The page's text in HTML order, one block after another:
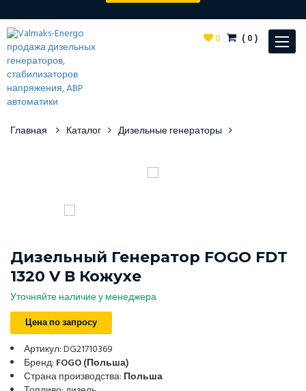
Toggle
0 (0)
Главная Каталог Дизельные генераторы
Дизельный Генератор FOGO FDT
1320 V В Кожухе
Уточняйте наличие у менеджера
Цена по запросу
Артикул: DG21710369
Бренд: FOGO (Польша)
Страна производства: Польша